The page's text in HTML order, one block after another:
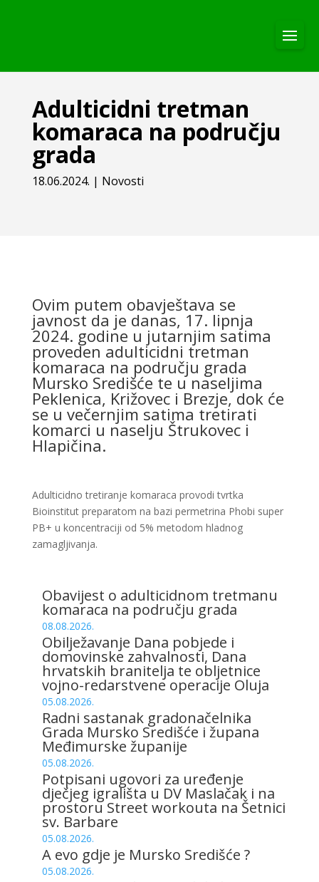
Adulticidni tretman
komaraca na području
grada
18.06.2024. | Novosti
Ovim putem obavještava se
javnost da je danas, 17. lipnja
2024. godine u jutarnjim satima
proveden adulticidni tretman
komaraca na području grada
Mursko Središće te u naseljima
Peklenica, Križovec i Brezje, dok će
se u večernjim satima tretirati
komarci u naselju Štrukovec i
Hlapičina.
Adulticidno tretiranje komaraca provodi tvrtka
Bioinstitut preparatom na bazi permetrina Phobi super
PB+ u koncentraciji od 5% metodom hladnog
zamagljivanja.
Obavijest o adulticidnom tretmanu
komaraca na području grada
08.08.2026.
Obilježavanje Dana pobjede i
domovinske zahvalnosti, Dana
hrvatskih branitelja te obljetnice
vojno-redarstvene operacije Oluja
05.08.2026.
Radni sastanak gradonačelnika
Grada Mursko Središće i župana
Međimurske županije
05.08.2026.
Potpisani ugovori za uređenje
dječjeg igrališta u DV Maslačak i na
prostoru Street workouta na Šetnici
sv. Barbare
05.08.2026.
A evo gdje je Mursko Središće ?
05.08.2026.